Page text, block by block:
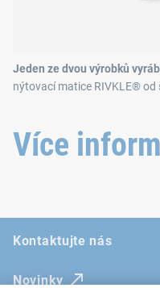
Jeden ze dvou výrobků
nýtovací matice RIVKLE®
Více
Kontaktujte nás
Novinky